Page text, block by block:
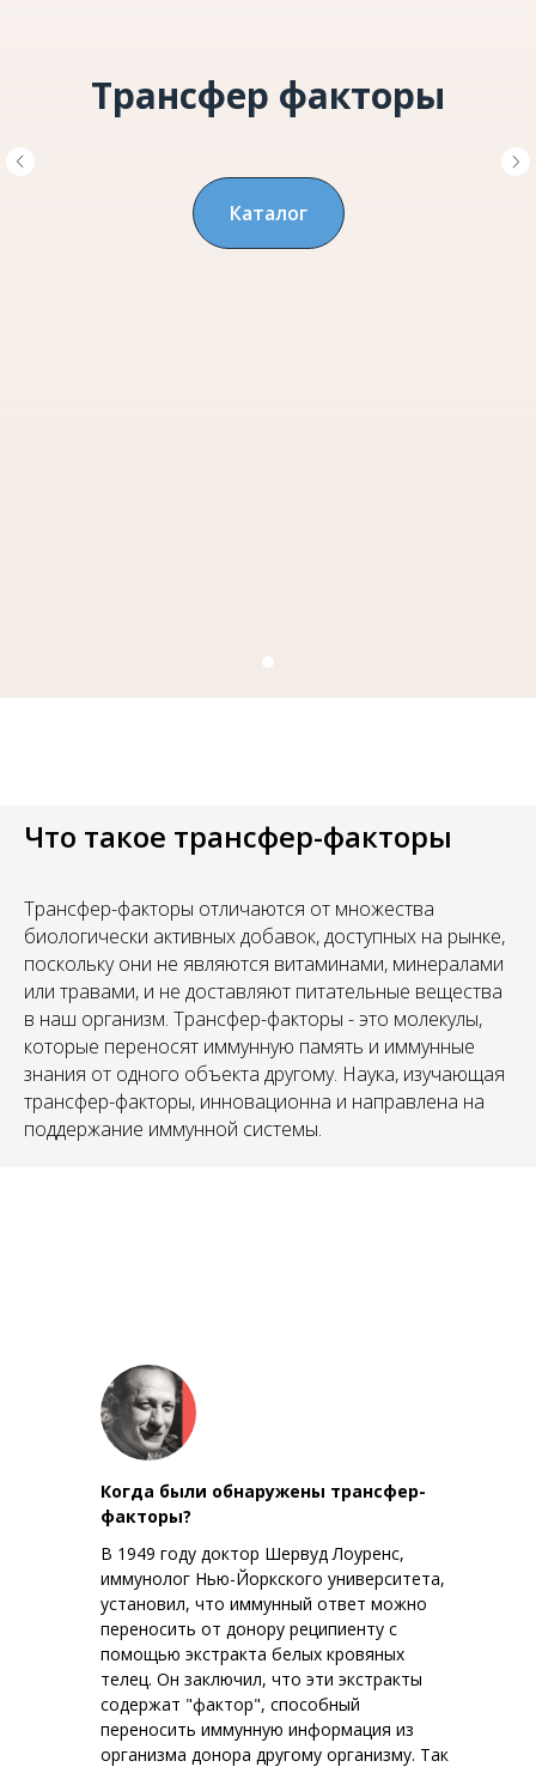
Трансфер факторы
Каталог
Что такое трансфер-факторы
Трансфер-факторы отличаются от множества
биологически активных добавок, доступных на рынке,
поскольку они не являются витаминами, минералами
или травами, и не доставляют питательные вещества
в наш организм. Трансфер-факторы - это молекулы,
которые переносят иммунную память и иммунные
знания от одного объекта другому. Наука, изучающая
трансфер-факторы, инновационна и направлена на
поддержание иммунной системы.
Когда были обнаружены трансфер-
факторы?
В 1949 году доктор Шервуд Лоуренс,
иммунолог Нью-Йоркского университета,
установил, что иммунный ответ можно
переносить от донору реципиенту с
помощью экстракта белых кровяных
телец. Он заключил, что эти экстракты
содержат "фактор", способный
переносить иммунную информация из
организма донора другому организму. Так